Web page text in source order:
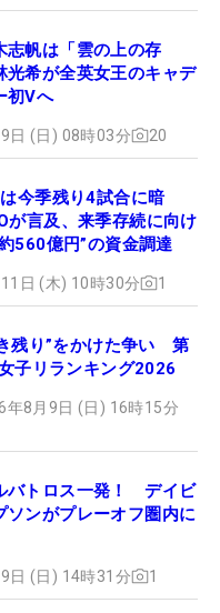
志帆は「雲の上の存
希が全英女王のキャデ
初Vへ
日 (日) 08時03分 20
今季残り4試合に暗
言及、来季存続に向け
560億円”の資金調達
日 (木) 10時30分 1
残り”をかけた争い 第
子リランキング2026
年8月9日 (日) 16時15分
バトロス一発！ デイビ
ソンがプレーオフ圏内に
日 (日) 14時31分 1